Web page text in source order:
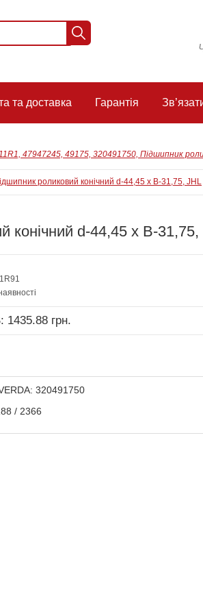
та доставка Гарантія
47947245, 49175, 320491750, Підшипник
конічний d-44,45 x B-
1435.88 грн.
320491750
/ 2366